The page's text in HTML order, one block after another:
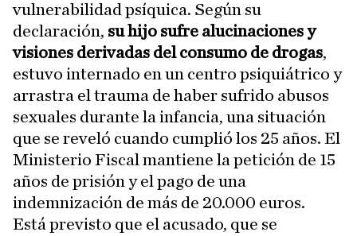
vulnerabilidad psíquica. Según su
declaración, su hijo sufre alucinaciones y
visiones derivadas del consumo de drogas,
estuvo internado en un centro psiquiátrico y
arrastra el trauma de haber sufrido abusos
sexuales durante la infancia, una situación
que se reveló cuando cumplió los 25 años. El
Ministerio Fiscal mantiene la petición de 15
años de prisión y el pago de una
indemnización de más de 20.000 euros.
Está previsto que el acusado, que se